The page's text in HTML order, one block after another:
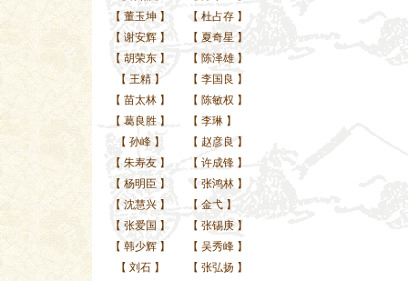
【 董玉坤】 【 杜占存 】
【 谢安辉】 【 夏奇星 】
【 胡荣东】 【 陈泽雄 】
【 王精】 【 李国良 】
【 苗太林】 【 陈敏权 】
【 葛良胜】 【 李琳 】
【 孙峰】 【 赵彦良 】
【 朱寿友】 【 许成锋 】
【 杨明臣 】 【 张鸿林 】
【 沈慧兴】 【 金弋 】
【 张爱国 】 【 张锡庚 】
【 韩少辉】 【 吴秀峰 】
【 刘石】 【 张弘扬 】